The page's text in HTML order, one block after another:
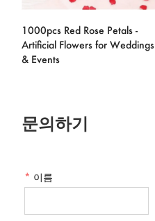
1000pcs Red Rose Petals -
Artificial Flowers for Weddings
& Events
문의하기
* 이름